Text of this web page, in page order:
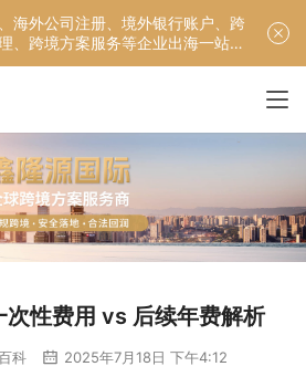
海外公司注册、境外银行账户、跨
、跨境方案服务等企业出海一站式
次性费用 vs 后续年费解析
科 2025年7月18日 下午4:12